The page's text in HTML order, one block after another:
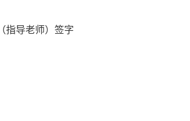
指导老师）签字